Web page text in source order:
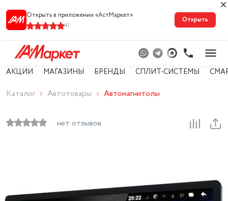
Открыть в приложении «АстМарке‪т‬»
41
Открыть
АКЦИИ МАГАЗИНЫ БРЕНДЫ СПЛИТ-СИСТЕМЫ
Каталог Автотовары Автомагнитолы
нет отзывов